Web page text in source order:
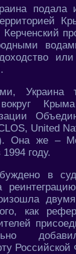
подала
Керченский
или
Украина
Крыма
United
Она же –
году.
в
как